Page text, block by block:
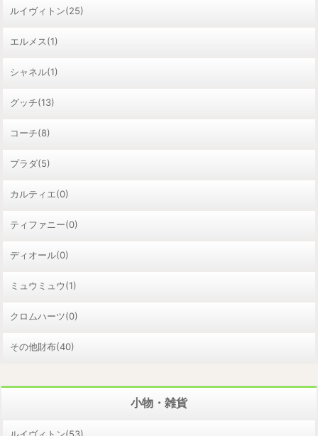
ルイヴィトン(25)
エルメス(1)
シャネル(1)
グッチ(13)
コーチ(8)
プラダ(5)
カルティエ(0)
ティファニー(0)
ディオール(0)
ミュウミュウ(1)
クロムハーツ(0)
その他財布(40)
小物・雑貨
ルイヴィトン(53)